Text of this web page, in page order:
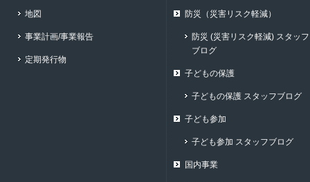
地図
事業計画/事業報告
定期発行物
防災（災害リスク軽減）
防災 (災害リスク軽減) スタッフ
ブログ
子どもの保護
子どもの保護 スタッフブログ
子ども参加
子ども参加 スタッフブログ
国内事業